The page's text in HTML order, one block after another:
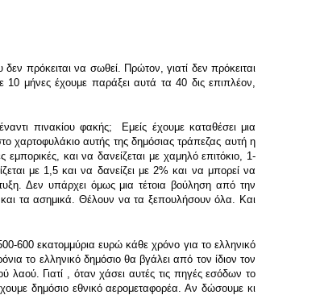
πρόκειται να σωθεί. Πρώτον, γιατί δεν πρόκειται
μήνες έχουμε παράξει αυτά τα 40 δις επιπλέον,
πινακίου φακής; Εμείς έχουμε καταθέσει μια
χαρτοφυλάκιο αυτής της δημόσιας τράπεζας αυτή η
και να δανείζεται με χαμηλό επιτόκιο, 1-
με 1,5 και να δανείζει με 2% και να μπορεί να
Δεν υπάρχει όμως μια τέτοια βούληση από την
τα ασημικά. Θέλουν να τα ξεπουλήσουν όλα. Και
εκατομμύρια ευρώ κάθε χρόνο για το ελληνικό
το ελληνικό δημόσιο θα βγάλει από τον ίδιον τον
Γιατί , όταν χάσει αυτές τις πηγές εσόδων το
δημόσιο εθνικό αερομεταφορέα. Αν δώσουμε κι